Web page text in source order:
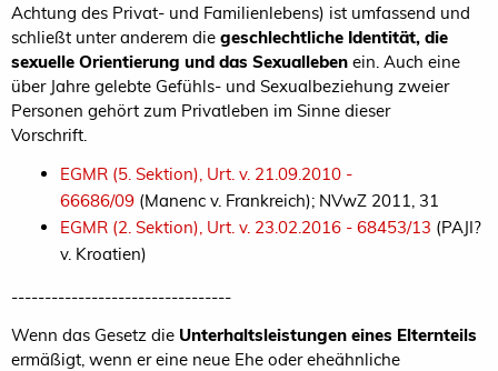
Achtung des Privat- und Familienlebens) ist umfassend und
schließt unter anderem die geschlechtliche Identität, die
sexuelle Orientierung und das Sexualleben ein. Auch eine
über Jahre gelebte Gefühls- und Sexualbeziehung zweier
Personen gehört zum Privatleben im Sinne dieser
Vorschrift.
EGMR (5. Sektion), Urt. v. 21.09.2010 -
66686/09 (Manenc v. Frankreich); NVwZ 2011, 31
EGMR (2. Sektion), Urt. v. 23.02.2016 - 68453/13 (PAJI?
v. Kroatien)
---------------------------------
Wenn das Gesetz die Unterhaltsleistungen eines Elternteils
ermäßigt, wenn er eine neue Ehe oder eheähnliche